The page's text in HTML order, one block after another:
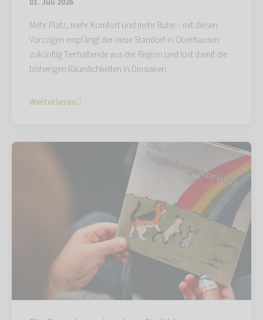
Mehr Platz, mehr Komfort und mehr Ruhe – mit diesen
Vorzügen empfängt der neue Standort in Oberhausen
zukünftig Tierhaltende aus der Region und löst damit die
bisherigen Räumlichkeiten in Dinslaken…
Weiterlesen